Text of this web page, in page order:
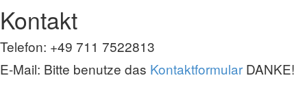
Kontakt
Telefon: +49 711 7522813
E-Mail: Bitte benutze das Kontaktformular DANKE!